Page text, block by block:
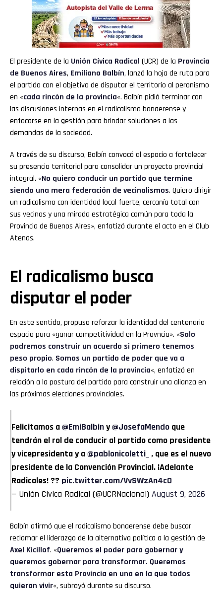
El presidente de la Unión Cívica Radical (UCR) de la Provincia
de Buenos Aires, Emiliano Balbín, lanzó la hoja de ruta para
el partido con el objetivo de disputar el territorio al peronismo
en «cada rincón de la provincia«. Balbín pidió terminar con
las discusiones internas en el radicalismo bonaerense y
enfocarse en la gestión para brindar soluciones a las
demandas de la sociedad.
A través de su discurso, Balbín convocó al espacio a fortalecer
su presencia territorial para consolidar un proyecto provincial
integral. «No quiero conducir un partido que termine
siendo una mera federación de vecinalismos. Quiero dirigir
un radicalismo con identidad local fuerte, cercanía total con
sus vecinos y una mirada estratégica común para toda la
Provincia de Buenos Aires», enfatizó durante el acto en el Club
Atenas.
El radicalismo busca
disputar el poder
En este sentido, propuso reforzar la identidad del centenario
espacio para «ganar competitividad en la Provncia». «Solo
podremos construir un acuerdo si primero tenemos
peso propio. Somos un partido de poder que va a
dispitarlo en cada rincón de la provincia«, enfatizó en
relación a la postura del partido para construir una alianza en
las próximas elecciones provinciales.
Felicitamos a@EmiBalbiny@JosefaMendo que
tendrán el rol de conducir al partido como presidente
y vicepresidenta y a@pablonicoletti_ , que es el nuevo
presidente de la Convención Provincial. ¡Adelante
Radicales! ?? pic.twitter.com/VvSWzAn4c0
— Unión Cívica Radical (@UCRNacional) August 9, 2026
Balbín afirmó que el radicalismo bonaerense debe buscar
reclamar el liderazgo de la alternativa política a la gestión de
Axel Kicillof. «Queremos el poder para gobernar y
queremos gobernar para transformar. Queremos
transformar esta Provincia en una en la que todos
quieran vivir«, subrayó durante su discurso.